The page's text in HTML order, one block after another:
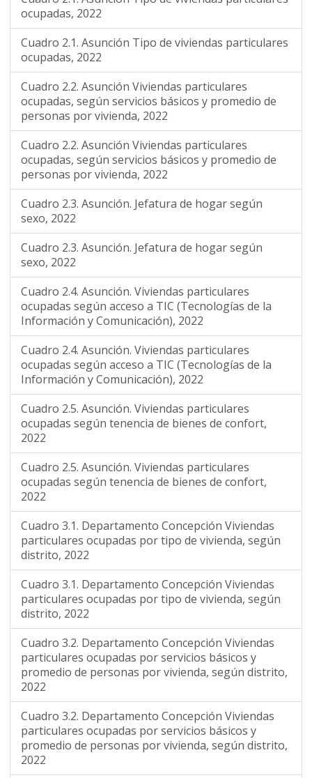
ocupadas, 2022
Cuadro 2.1. Asunción Tipo de viviendas particulares
ocupadas, 2022
Cuadro 2.2. Asunción Viviendas particulares
ocupadas, según servicios básicos y promedio de
personas por vivienda, 2022
Cuadro 2.2. Asunción Viviendas particulares
ocupadas, según servicios básicos y promedio de
personas por vivienda, 2022
Cuadro 2.3. Asunción. Jefatura de hogar según
sexo, 2022
Cuadro 2.3. Asunción. Jefatura de hogar según
sexo, 2022
Cuadro 2.4. Asunción. Viviendas particulares
ocupadas según acceso a TIC (Tecnologías de la
Información y Comunicación), 2022
Cuadro 2.4. Asunción. Viviendas particulares
ocupadas según acceso a TIC (Tecnologías de la
Información y Comunicación), 2022
Cuadro 2.5. Asunción. Viviendas particulares
ocupadas según tenencia de bienes de confort,
2022
Cuadro 2.5. Asunción. Viviendas particulares
ocupadas según tenencia de bienes de confort,
2022
Cuadro 3.1. Departamento Concepción Viviendas
particulares ocupadas por tipo de vivienda, según
distrito, 2022
Cuadro 3.1. Departamento Concepción Viviendas
particulares ocupadas por tipo de vivienda, según
distrito, 2022
Cuadro 3.2. Departamento Concepción Viviendas
particulares ocupadas por servicios básicos y
promedio de personas por vivienda, según distrito,
2022
Cuadro 3.2. Departamento Concepción Viviendas
particulares ocupadas por servicios básicos y
promedio de personas por vivienda, según distrito,
2022